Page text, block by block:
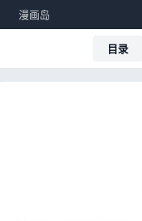
漫画岛
目录